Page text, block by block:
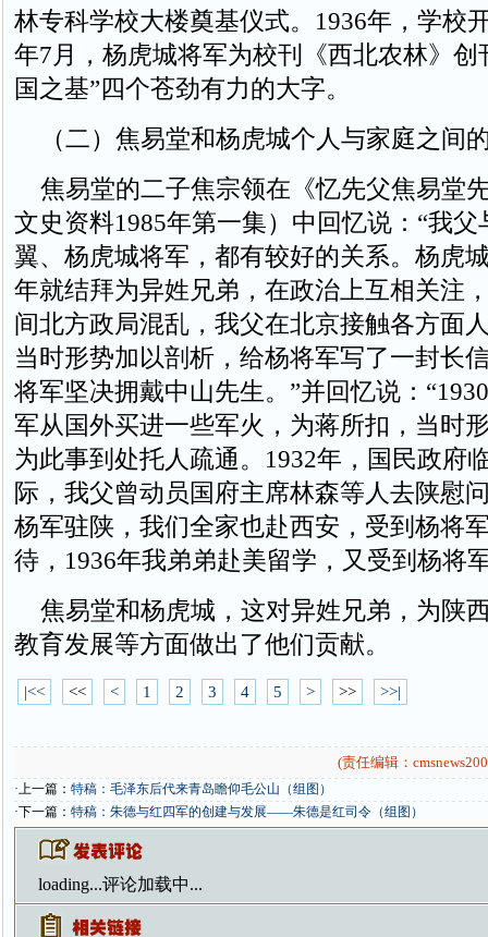
林专科学校大楼奠基仪式。1936年，学校
年7月，杨虎城将军为校刊《西北农林》创
国之基”四个苍劲有力的大字。
（二）焦易堂和杨虎城个人与家庭之间
焦易堂的二子焦宗领在《忆先父焦易堂
文史资料1985年第一集）中回忆说：“我
翼、杨虎城将军，都有较好的关系。杨虎
年就结拜为异姓兄弟，在政治上互相关注
间北方政局混乱，我父在北京接触各方面
当时形势加以剖析，给杨将军写了一封长
将军坚决拥戴中山先生。”并回忆说：
军从国外买进一些军火，为蒋所扣，当时
为此事到处托人疏通。1932年，国民政府
际，我父曾动员国府主席林森等人去陕慰
杨军驻陕，我们全家也赴西安，受到杨将
待，1936年我弟弟赴美留学，又受到杨将
焦易堂和杨虎城，这对异姓兄弟，为陕
教育发展等方面做出了他们贡献。
|<< << < 1 2 3 4 5 > >> >>|
(责任编辑：
·上一篇： 特稿：毛泽东后代来青岛瞻仰毛公山（组图）
·下一篇： 特稿：朱德与红四军的创建与发展——朱德是红司令（组图）
loading...评论加载中...